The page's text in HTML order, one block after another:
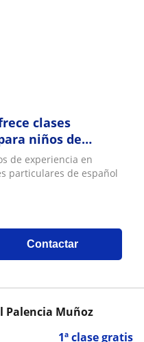
clases
niños de
de experiencia en
particulares de español
Contactar
1ª clase gratis
Palencia Muñoz